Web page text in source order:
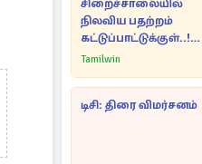
சிறைச்சாலையில்
நிலவிய பதற்றம்
கட்டுப்பாட்டுக்குள்..!
அதிரடியாக
Tamilwin
டிசி: திரை விமர்சனம்